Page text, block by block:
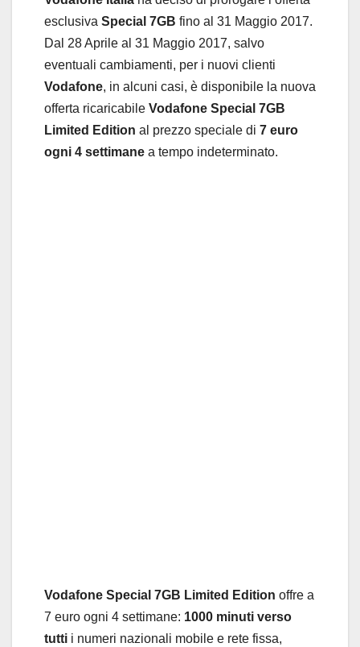
esclusiva Special 7GB fino al 31 Maggio 2017.
Dal 28 Aprile al 31 Maggio 2017, salvo
eventuali cambiamenti, per i nuovi clienti
Vodafone, in alcuni casi, è disponibile la nuova
offerta ricaricabile Vodafone Special 7GB
Limited Edition al prezzo speciale di 7 euro
ogni 4 settimane a tempo indeterminato.
Vodafone Special 7GB Limited Edition offre a
7 euro ogni 4 settimane: 1000 minuti verso
tutti i numeri nazionali mobile e rete fissa,